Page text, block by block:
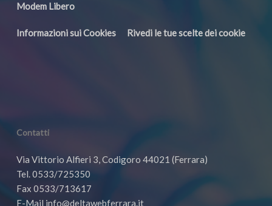
Modem Libero
Informazioni sui Cookies Rivedi le tue scelte dei cookie
Contatti
Via Vittorio Alfieri 3, Codigoro 44021 (Ferrara)
Tel. 0533/725350
Fax 0533/713617
E-Mail info@deltawebferrara.it